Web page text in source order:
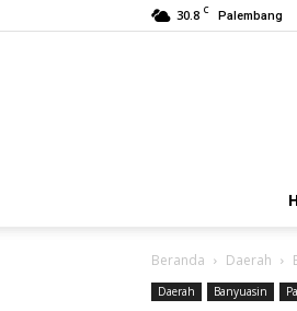
30.8 C Palembang
Beranda Daerah
Daerah Banyuasin